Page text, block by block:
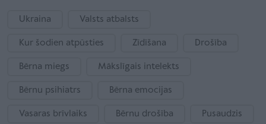
Ukraina Valsts atbalsts
Kur šodien atpūsties Zīdīšana Drošība
Bērna miegs Mākslīgais intelekts
Bērnu psihiatrs Bērna emocijas
Vasaras brīvlaiks Bērnu drošība Pusaudzis